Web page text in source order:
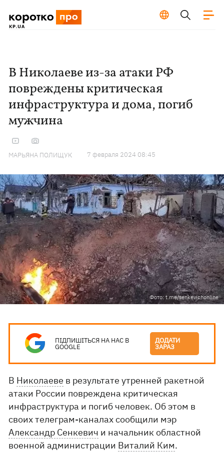
В Николаеве из-за атаки РФ
повреждены критическая
инфраструктура и дома, погиб
мужчина
МАРЬЯНА ПОЛИЩУК 7 февраля 2024 08:45
Фото: t.me/senkevichonline
ПІДПИШІТЬСЯ НА НАС В
GOOGLE
ДОДАТИ
ЗАРАЗ
В Николаеве в результате утренней ракетной
атаки России повреждена критическая
инфраструктура и погиб человек. Об этом в
своих телеграм-каналах сообщили мэр
Александр Сенкевич и начальник областной
военной администрации Виталий Ким.